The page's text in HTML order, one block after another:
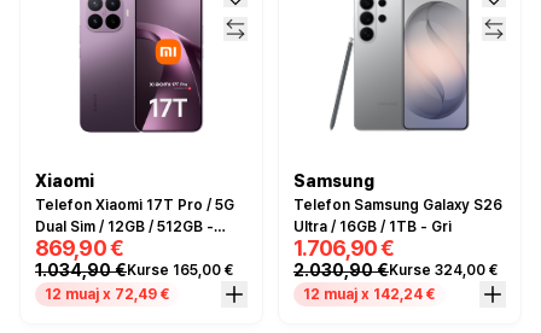
Xiaomi
Telefon Xiaomi 17T Pro / 5G
Dual Sim / 12GB / 512GB -
Vjollcë
869,90 €
1.034,90 €Kurse 165,00 €
12 muaj x 72,49 €
Samsung
Telefon Samsung Galaxy S26
Ultra / 16GB / 1TB - Gri
1.706,90 €
2.030,90 €Kurse 324,00 €
12 muaj x 142,24 €